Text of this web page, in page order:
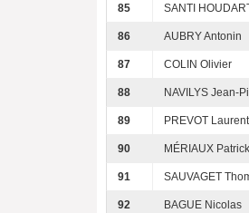
85 SANTI
86 AUBRY Antonin
87 COLIN Olivier
88 NAVILYS Jean-
89 PREVOT Laurent
90 MÉRIAUX Patrick
91 SAUVAGET
92 BAGUE Nicolas